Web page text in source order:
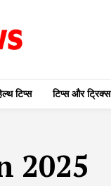
टिप्स टिप्स और ट्रिक्स
2025